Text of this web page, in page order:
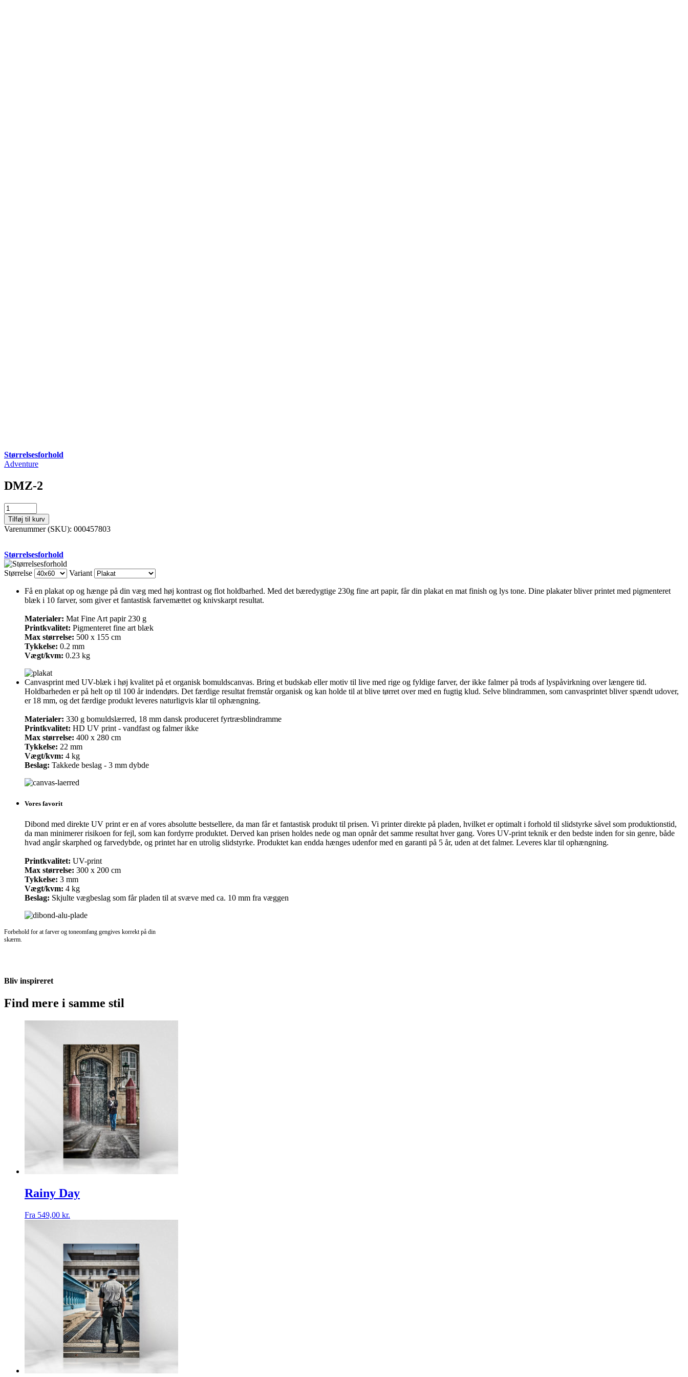
Størrelsesforhold
Adventure
DMZ-2
DMZ-
2
antal
Tilføj til kurv
Varenummer (SKU): 000457803
Størrelsesforhold
Størrelse Variant
Få en plakat op og hænge på din væg med høj kontrast og flot holdbarhed. Med det bæredygtige 230g fine art papir, får din plakat en mat finish og lys tone. Dine plakater bliver printet med pigmenteret
blæk i 10 farver, som giver et fantastisk farvemættet og knivskarpt resultat.
Materialer: Mat Fine Art papir 230 g
Printkvalitet: Pigmenteret fine art blæk
Max størrelse: 500 x 155 cm
Tykkelse: 0.2 mm
Vægt/kvm: 0.23 kg
Canvasprint med UV-blæk i høj kvalitet på et organisk bomuldscanvas. Bring et budskab eller motiv til live med rige og fyldige farver, der ikke falmer på trods af lyspåvirkning over længere tid.
Holdbarheden er på helt op til 100 år indendørs. Det færdige resultat fremstår organisk og kan holde til at blive tørret over med en fugtig klud. Selve blindrammen, som canvasprintet bliver spændt udover,
er 18 mm, og det færdige produkt leveres naturligvis klar til ophængning.
Materialer: 330 g bomuldslærred, 18 mm dansk produceret fyrtræsblindramme
Printkvalitet: HD UV print - vandfast og falmer ikke
Max størrelse: 400 x 280 cm
Tykkelse: 22 mm
Vægt/kvm: 4 kg
Beslag: Takkede beslag - 3 mm dybde
Vores favorit
Dibond med direkte UV print er en af vores absolutte bestsellere, da man får et fantastisk produkt til prisen. Vi printer direkte på pladen, hvilket er optimalt i forhold til slidstyrke såvel som produktionstid,
da man minimerer risikoen for fejl, som kan fordyrre produktet. Derved kan prisen holdes nede og man opnår det samme resultat hver gang. Vores UV-print teknik er den bedste inden for sin genre, både
hvad angår skarphed og farvedybde, og printet har en utrolig slidstyrke. Produktet kan endda hænges udenfor med en garanti på 5 år, uden at det falmer. Leveres klar til ophængning.
Printkvalitet: UV-print
Max størrelse: 300 x 200 cm
Tykkelse: 3 mm
Vægt/kvm: 4 kg
Beslag: Skjulte vægbeslag som får pladen til at svæve med ca. 10 mm fra væggen
Forbehold for at farver og toneomfang gengives korrekt på din
skærm.
Bliv inspireret
Find mere i samme stil
Rainy Day
Fra 549,00 kr.